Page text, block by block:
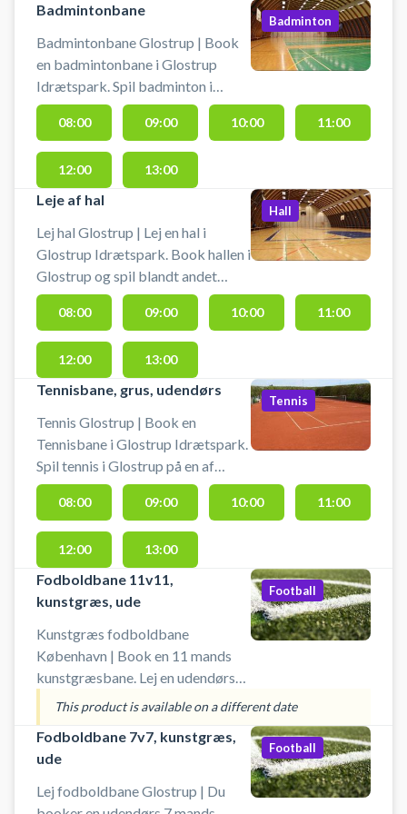
Badmintonbane
Badmintonbane Glostrup | Book
en badmintonbane i Glostrup
Idrætspark. Spil badminton i
Glostrup på en af
badmintonbanerne i
idrætsparkens haller.
Badminton
08:00 09:00 10:00 11:00
12:00 13:00
Leje af hal
Lej hal Glostrup | Lej en hal i
Glostrup Idrætspark. Book hallen i
Glostrup og spil blandt andet
indendørs tennis eller fodbold i
Glostrup. Booking af hallen kan
foruden indendørs tennis bruges
til indendørs fodbold, håndbold,
pickleball eller badminton. Der er
gode muligheder for parkering
ved hallen.
Hall
08:00 09:00 10:00 11:00
12:00 13:00
Tennisbane, grus, udendørs
Tennis Glostrup | Book en
Tennisbane i Glostrup Idrætspark.
Spil tennis i Glostrup på en af
grusbanerne hos Glostrup
Idrætspark. Du skal selv
medbringe tennis ketcher og
bolde.
Tennis
08:00 09:00 10:00 11:00
12:00 13:00
Fodboldbane 11v11,
kunstgræs, ude
Kunstgræs fodboldbane
København | Book en 11 mands
kunstgræsbane. Lej en udendørs
fodboldbane i Glostrup.
Medbring selv bolde. Der kan
også spille på tværs på 2 stk. 7-
mandsbaner. Bemærk: Du booker
for 30 min ad gangen. Hvis du
ønsker at spille 1 time, skal der
Football
This product is available on a different date
Fodboldbane 7v7, kunstgræs,
ude
Lej fodboldbane Glostrup | Du
Football